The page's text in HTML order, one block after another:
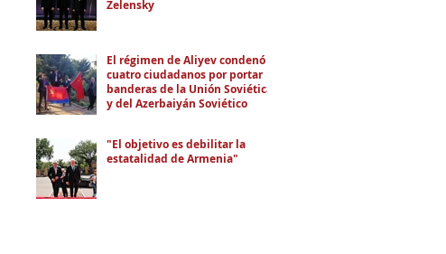
Zelensky
El régimen de Aliyev condenó a
cuatro ciudadanos por portar
banderas de la Unión Soviética
y del Azerbaiyán Soviético
"El objetivo es debilitar la
estatalidad de Armenia"